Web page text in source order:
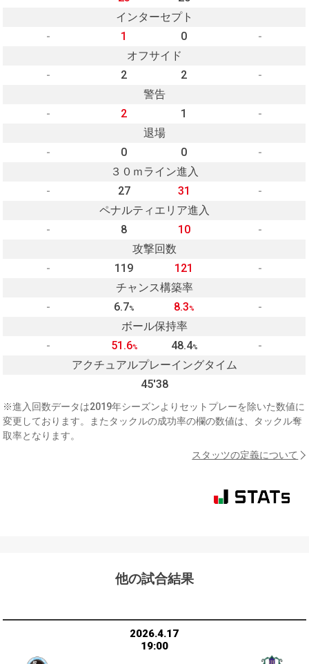
インターセプト
-
1 0
-
オフサイド
-
2 2
-
警告
-
2 1
-
退場
-
0 0
-
３０ｍライン進入
-
27 31
-
ペナルティエリア進入
-
8 10
-
攻撃回数
-
119 121
-
チャンス構築率
-
6.7% 8.3%
-
ボール保持率
-
51.6% 48.4%
-
アクチュアルプレーイングタイム
45'38
※進入回数データは2019年シーズンよりセットプレーを除いた数値に
変更しております。またタックルの成功率の欄の数値は、タックル奪
取率となります。
スタッツの定義について
他の試合結果
2026.4.17
19:00